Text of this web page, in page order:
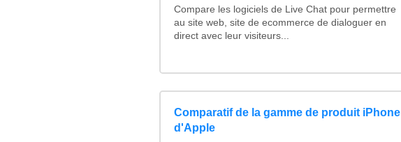
Compare les logiciels de Live Chat pour permettre
au site web, site de ecommerce de dialoguer en
direct avec leur visiteurs...
Comparatif de la gamme de produit iPhone
d'Apple